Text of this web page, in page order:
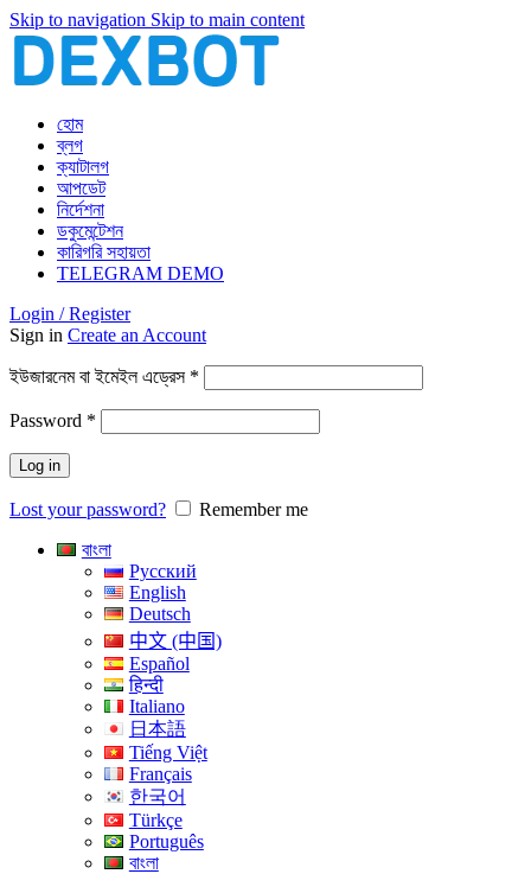
Skip to navigation Skip to main content
হোম
ব্লগ
ক্যাটালগ
আপডেট
নির্দেশনা
ডকুমেন্টেশন
কারিগরি সহায়তা
TELEGRAM DEMO
Login / Register
Sign in Create an Account
ইউজারনেম বা ইমেইল এড্রেস *
Password *
Log in
Lost your password?
Remember me
বাংলা
Русский
English
Deutsch
中文 (中国)
Español
हिन्दी
Italiano
日本語
Tiếng Việt
Français
한국어
Türkçe
Português
বাংলা